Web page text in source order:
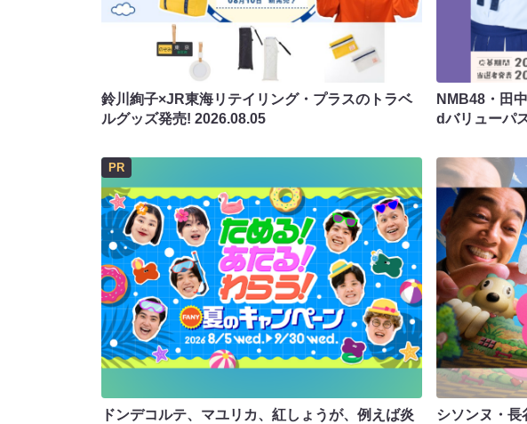
鈴川絢子×JR東海リテイリング・プラスのトラベ
ルグッズ発売! 2026.08.05
NMB48・田
dバリューパ
PR
ドンデコルテ、マユリカ、紅しょうが、例えば炎 シソンヌ・長